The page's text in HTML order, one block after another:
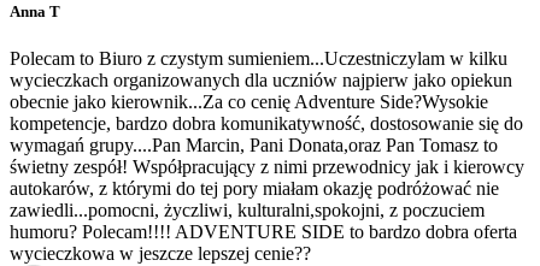
Anna T
Polecam to Biuro z czystym sumieniem...Uczestniczylam w kilku
wycieczkach organizowanych dla uczniów najpierw jako opiekun
obecnie jako kierownik...Za co cenię Adventure Side?Wysokie
kompetencje, bardzo dobra komunikatywność, dostosowanie się do
wymagań grupy....Pan Marcin, Pani Donata,oraz Pan Tomasz to
świetny zespół! Współpracujący z nimi przewodnicy jak i kierowcy
autokarów, z którymi do tej pory miałam okazję podróżować nie
zawiedli...pomocni, życzliwi, kulturalni,spokojni, z poczuciem
humoru? Polecam!!!! ADVENTURE SIDE to bardzo dobra oferta
wycieczkowa w jeszcze lepszej cenie??